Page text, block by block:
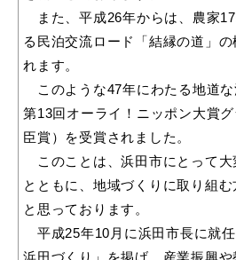
高齢者・介護
目的から探す
また、平成26年からは、農家
る民泊交流ロード「結縁の道」
れます。
このような47年にわたる地道な
第13回オーライ！ニッポン大賞
臣賞）を受賞されました。
このことは、浜田市にとって大
とともに、地域づくりに取り組
と思っております。
平成25年10月に浜田市長に就
浜田づくり」を掲げ、産業振興